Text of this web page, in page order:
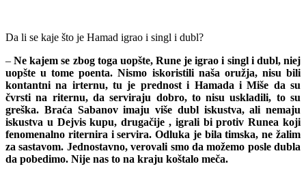
Da li se kaje što je Hamad igrao i singl i dubl?
–Ne kajem se zbog toga uopšte, Rune je igrao i singl i dubl, niej
uopšte u tome poenta. Nismo iskoristili naša oružja, nisu bili
kontantni na irternu, tu je prednost i Hamada i Miše da su
čvrsti na riternu, da serviraju dobro, to nisu uskladili, to su
greška. Braća Sabanov imaju više dubl iskustva, ali nemaju
iskustva u Dejvis kupu, drugačije , igrali bi protiv Runea koji
fenomenalno riternira i servira. Odluka je bila timska, ne žalim
za sastavom. Jednostavno, verovali smo da možemo posle dubla
da pobedimo. Nije nas to na kraju koštalo meča.